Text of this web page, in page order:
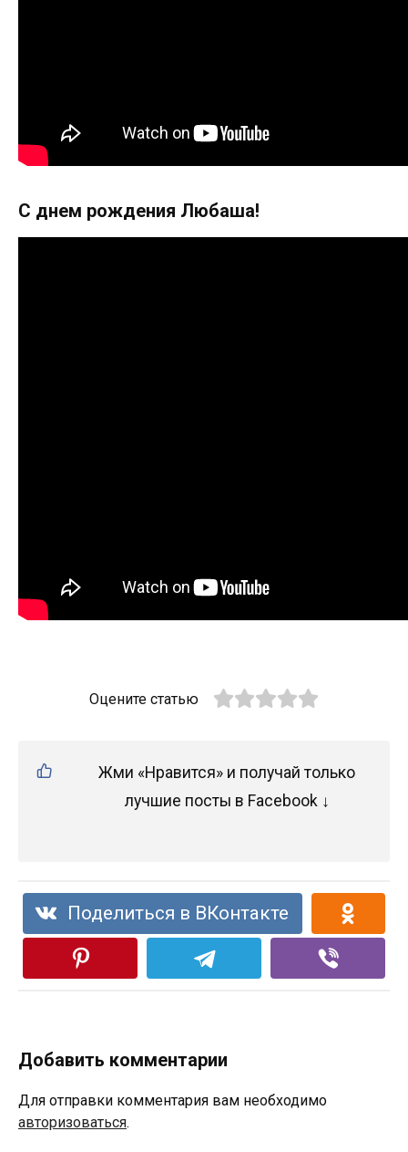
С днем рождения Любаша!
Оцените статью
Жми «Нравится» и получай только
лучшие посты в Facebook ↓
Поделиться в ВКонтакте
Добавить комментарии
Для отправки комментария вам необходимо
авторизоваться.